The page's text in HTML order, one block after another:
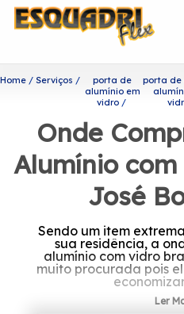
Home Serviços
porta de
alumínio em
vidro
porta de
Onde
Alumínio
José
Sendo um item
sua residência, a
alumínio com vidro
muito procurada pois
Ler